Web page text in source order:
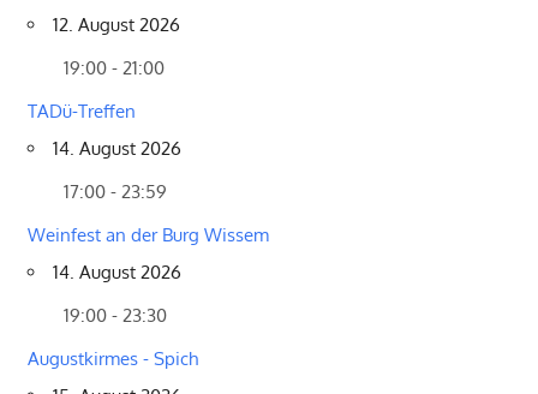
12. August 2026
19:00 - 21:00
TADü-Treffen
14. August 2026
17:00 - 23:59
Weinfest an der Burg Wissem
14. August 2026
19:00 - 23:30
Augustkirmes - Spich